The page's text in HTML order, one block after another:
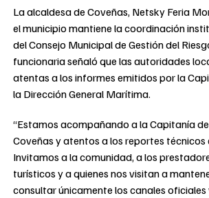
La alcaldesa de Coveñas, Netsky Feria
el municipio mantiene la coordinación
del Consejo Municipal de Gestión del
funcionaria señaló que las autoridades
atentas a los informes emitidos por la
la Dirección General Marítima.
“Estamos acompañando a la Capitanía
Coveñas y atentos a los reportes técnicos
Invitamos a la comunidad, a los
turísticos y a quienes nos visitan a
consultar únicamente los canales